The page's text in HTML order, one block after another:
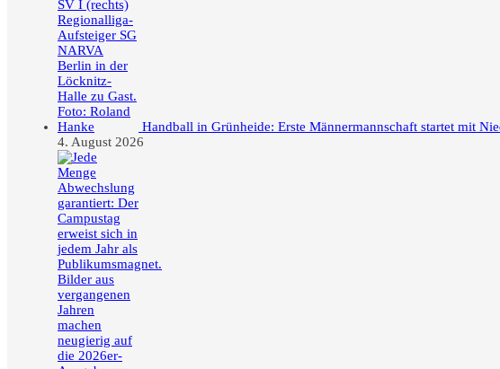
Handball in Grünheide: Erste Männermannschaft startet mit
4. August 2026